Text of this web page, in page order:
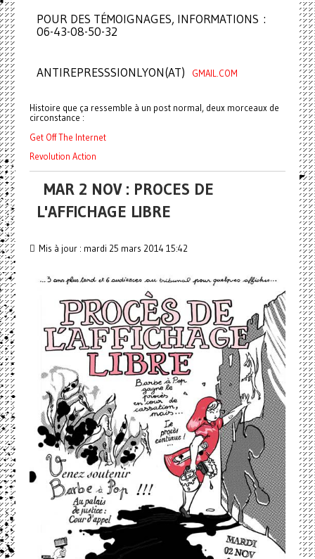
POUR DES TÉMOIGNAGES, INFORMATIONS :
06-43-08-50-32
ANTIREPRESSSIONLYON(AT) GMAIL.COM
Histoire que ça ressemble à un post normal, deux morceaux de
circonstance :
Get Off The Internet
Revolution Action
MAR 2 NOV : PROCES DE
L'AFFICHAGE LIBRE
Mis à jour : mardi 25 mars 2014 15:42